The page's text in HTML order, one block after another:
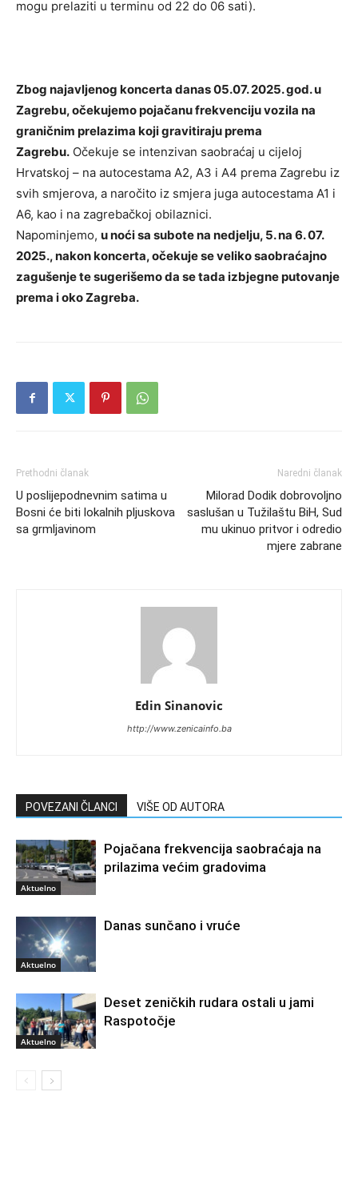
mogu prelaziti u terminu od 22 do 06 sati).
Zbog najavljenog koncerta danas 05.07. 2025. god. u
Zagrebu, očekujemo pojačanu frekvenciju vozila na
graničnim prelazima koji gravitiraju prema
Zagrebu. Očekuje se intenzivan saobraćaj u cijeloj
Hrvatskoj – na autocestama A2, A3 i A4 prema Zagrebu iz
svih smjerova, a naročito iz smjera juga autocestama A1 i
A6, kao i na zagrebačkoj obilaznici.
Napominjemo, u noći sa subote na nedjelju, 5. na 6. 07.
2025., nakon koncerta, očekuje se veliko saobraćajno
zagušenje te sugerišemo da se tada izbjegne putovanje
prema i oko Zagreba.
Prethodni članak
U poslijepodnevnim satima u
Bosni će biti lokalnih pljuskova
sa grmljavinom
Naredni članak
Milorad Dodik dobrovoljno
saslušan u Tužilaštu BiH, Sud
mu ukinuo pritvor i odredio
mjere zabrane
Edin Sinanovic
http://www.zenicainfo.ba
POVEZANI ČLANCI VIŠE OD AUTORA
Aktuelno
Pojačana frekvencija saobraćaja na
prilazima većim gradovima
Aktuelno
Danas sunčano i vruće
Aktuelno
Deset zeničkih rudara ostali u jami
Raspotočje